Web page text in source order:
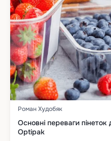
Роман Худобяк
Основні переваги пінеток
Optipak